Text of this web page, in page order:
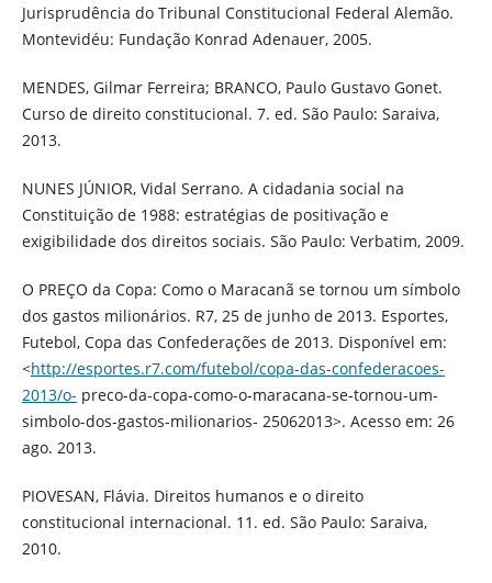
Jurisprudência do Tribunal Constitucional Federal Alemão.
Montevidéu: Fundação Konrad Adenauer, 2005.
MENDES, Gilmar Ferreira; BRANCO, Paulo Gustavo Gonet.
Curso de direito constitucional. 7. ed. São Paulo: Saraiva,
2013.
NUNES JÚNIOR, Vidal Serrano. A cidadania social na
Constituição de 1988: estratégias de positivação e
exigibilidade dos direitos sociais. São Paulo: Verbatim, 2009.
O PREÇO da Copa: Como o Maracanã se tornou um símbolo
dos gastos milionários. R7, 25 de junho de 2013. Esportes,
Futebol, Copa das Confederações de 2013. Disponível em:
<http://esportes.r7.com/futebol/copa-das-confederacoes-
2013/o- preco-da-copa-como-o-maracana-se-tornou-um-
simbolo-dos-gastos-milionarios- 25062013>. Acesso em: 26
ago. 2013.
PIOVESAN, Flávia. Direitos humanos e o direito
constitucional internacional. 11. ed. São Paulo: Saraiva,
2010.